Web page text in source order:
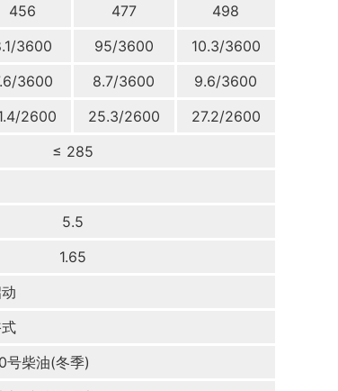
456 477
498
3600 95/3600
10.3/3600
3600 8.7/3600
9.6/3600
2600 25.3/2600
27.2/2600
≤ 285
5.5
1.65
号柴油(冬季)